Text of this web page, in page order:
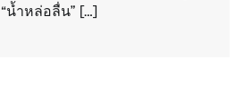
น้ำหล่อลื่น” […]